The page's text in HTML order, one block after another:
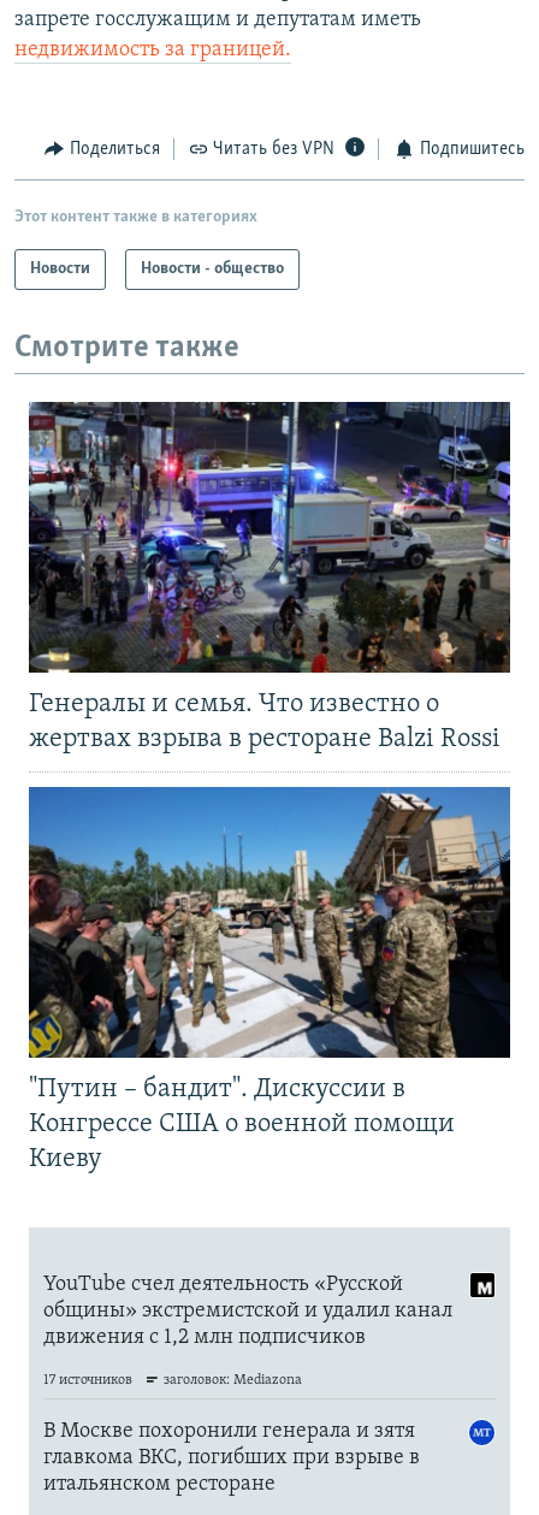
запрете госслужащим и депутатам иметь
недвижимость за границей.
Поделиться Читать без VPN Подпишитесь
Этот контент также в категориях
Новости Новости - общество
Смотрите также
Генералы и семья. Что известно о
жертвах взрыва в ресторане Balzi Rossi
"Путин – бандит". Дискуссии в
Конгрессе США о военной помощи
Киеву